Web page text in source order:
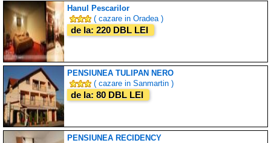
Hanul Pescarilor
( cazare in Oradea )
de la: 220 DBL LEI
PENSIUNEA TULIPAN NERO
( cazare in Sanmartin )
de la: 80 DBL LEI
PENSIUNEA RECIDENCY